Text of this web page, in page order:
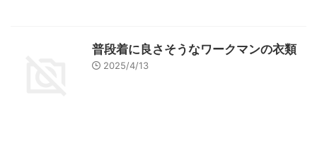
普段着に良さそうなワークマンの衣類
2025/4/13